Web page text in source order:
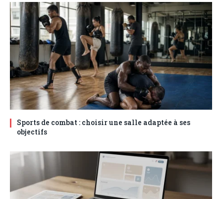
Sports de combat : choisir une salle adaptée à ses
objectifs